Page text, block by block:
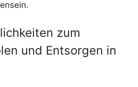
zum
und Entsorgen in